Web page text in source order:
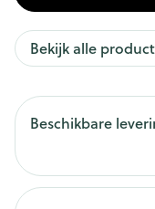
Bekijk alle
Beschikbare